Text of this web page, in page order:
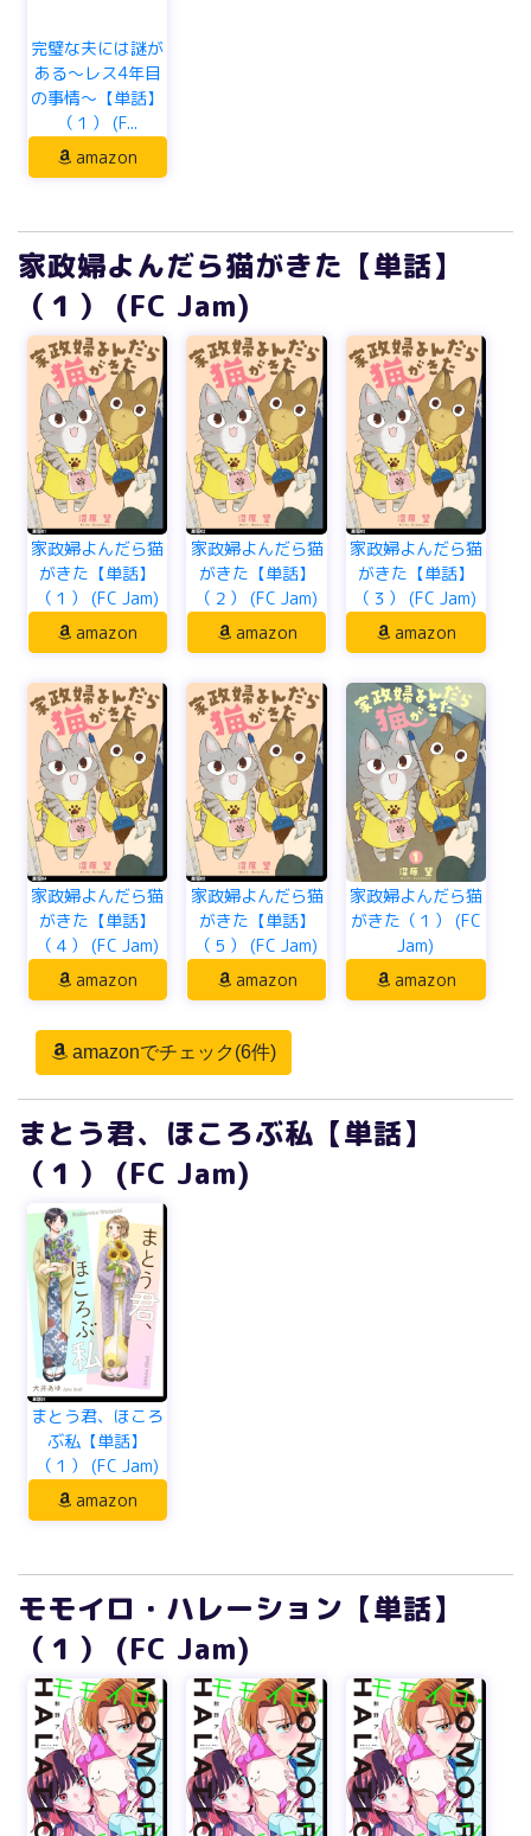
完璧な夫には謎が
ある～レス4年目
の事情～【単話】
（１） (F...
amazon
家政婦よんだら猫がきた【単話】
（１） (FC Jam)
家政婦よんだら猫
がきた【単話】
（１） (FC Jam)
amazon
家政婦よんだら猫
がきた【単話】
（２） (FC Jam)
amazon
家政婦よんだら猫
がきた【単話】
（３） (FC Jam)
amazon
家政婦よんだら猫
がきた【単話】
（４） (FC Jam)
amazon
家政婦よんだら猫
がきた【単話】
（５） (FC Jam)
amazon
家政婦よんだら猫
がきた（１） (FC
Jam)
amazon
amazonでチェック(6件)
まとう君、ほころぶ私【単話】
（１） (FC Jam)
まとう君、ほころ
ぶ私【単話】
（１） (FC Jam)
amazon
モモイロ・ハレーション【単話】
（１） (FC Jam)